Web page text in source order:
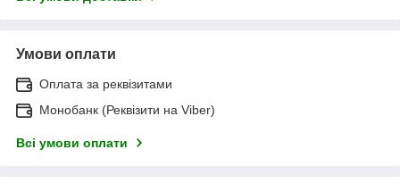
Умови оплати
Оплата за реквізитами
Монобанк (Реквізити на Viber)
Всі умови оплати